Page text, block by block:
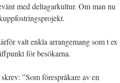
med deltagarkultur. Om man nu
valt enkla arrangemang som t ex
för besökarna.
”Som förespråkare av en